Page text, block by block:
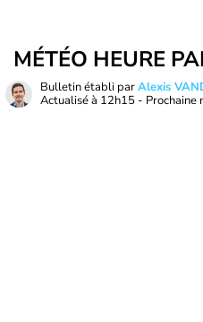
MÉTÉO HEURE
Bulletin établi parAlexis
Actualisé à 12h15 - Prochaine